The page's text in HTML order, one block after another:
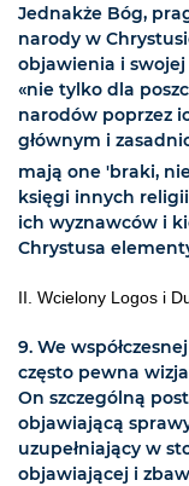
Jednakże Bóg,
narody w
objawienia i swojej
«nie tylko dla
narodów poprzez
głównym i
mają one 'braki,
księgi innych
ich wyznawców i
Chrystusa
II. Wcielony Logos i
9. We
często pewna
On szczególną
objawiającą
uzupełniający w
objawiającej i